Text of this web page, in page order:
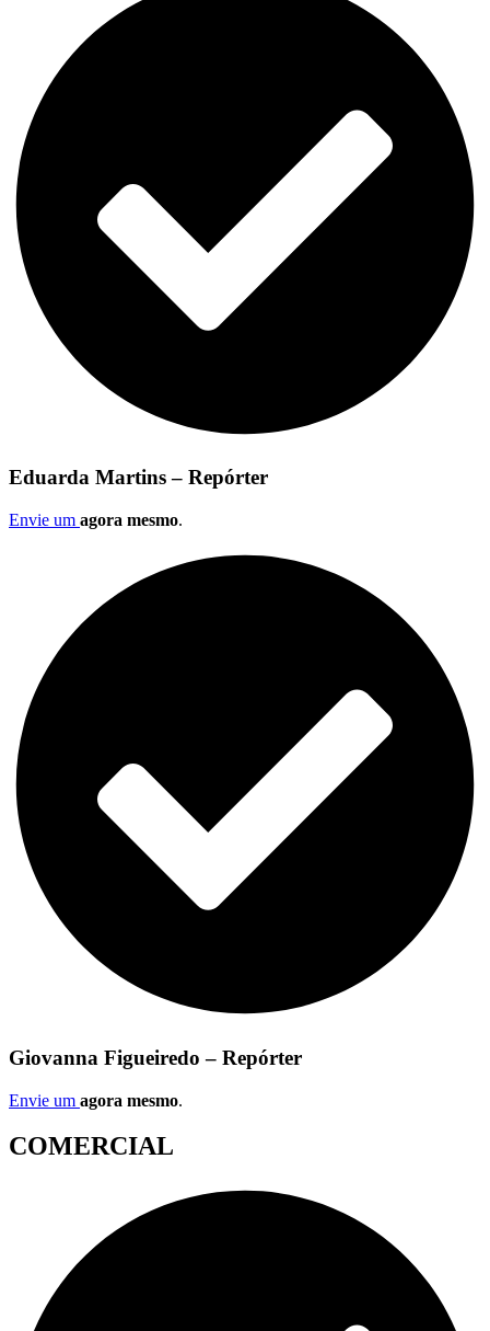
Eduarda Martins – Repórter
Envie um agora mesmo.
Giovanna Figueiredo – Repórter
Envie um agora mesmo.
COMERCIAL